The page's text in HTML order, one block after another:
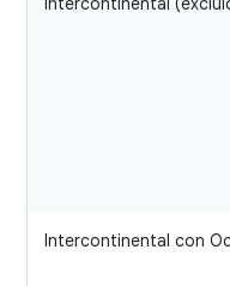
Intercontinental con